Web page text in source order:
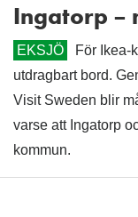
Ingatorp –
EKSJÖ
För Ikea-
utdragbart bord.
Visit Sweden blir
varse att Ingatorp
kommun.